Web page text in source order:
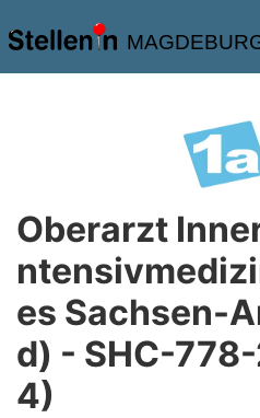
Oberarzt
es Sachsen-
d) - SHC-
4)